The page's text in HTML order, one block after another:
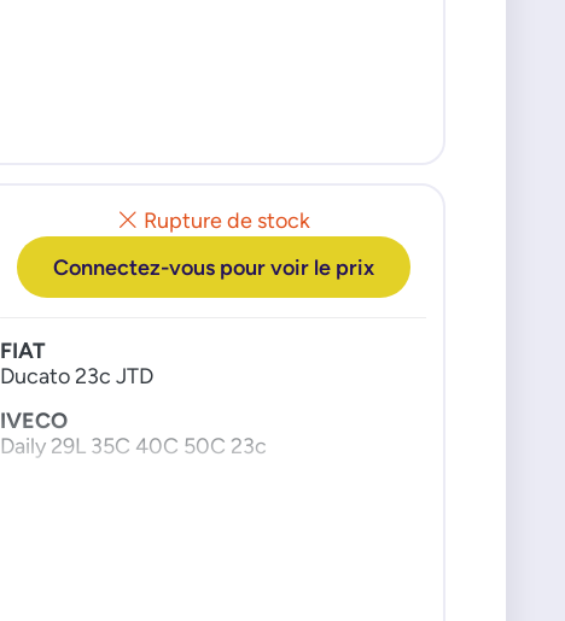
Rupture de stock
Connectez-vous pour voir le prix
FIAT
Ducato 23c JTD
IVECO
Daily 29L 35C 40C 50C 23c